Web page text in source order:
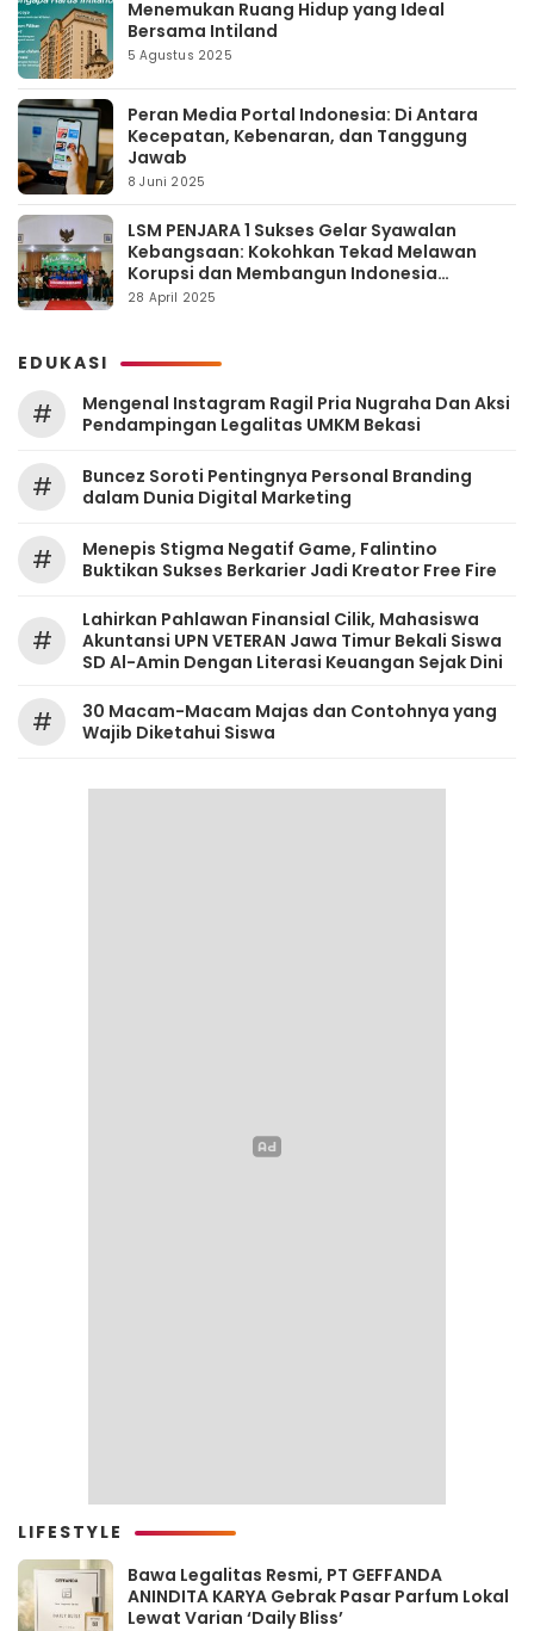
Menemukan Ruang Hidup yang Ideal
Bersama Intiland
5 Agustus 2025
Peran Media Portal Indonesia: Di Antara
Kecepatan, Kebenaran, dan Tanggung
Jawab
8 Juni 2025
LSM PENJARA 1 Sukses Gelar Syawalan
Kebangsaan: Kokohkan Tekad Melawan
Korupsi dan Membangun Indonesia
Berintegritas
28 April 2025
EDUKASI
#
Mengenal Instagram Ragil Pria Nugraha Dan Aksi
Pendampingan Legalitas UMKM Bekasi
#
‎Buncez Soroti Pentingnya Personal Branding
dalam Dunia Digital Marketing
#
Menepis Stigma Negatif Game, Falintino
Buktikan Sukses Berkarier Jadi Kreator Free Fire
#
Lahirkan Pahlawan Finansial Cilik, Mahasiswa
Akuntansi UPN VETERAN Jawa Timur Bekali Siswa
SD Al-Amin Dengan Literasi Keuangan Sejak Dini
#
30 Macam-Macam Majas dan Contohnya yang
Wajib Diketahui Siswa
LIFESTYLE
Bawa Legalitas Resmi, PT GEFFANDA
ANINDITA KARYA Gebrak Pasar Parfum Lokal
Lewat Varian ‘Daily Bliss’